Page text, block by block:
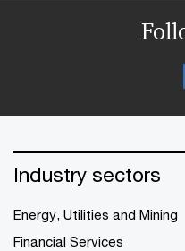
Industry sectors
Energy, Utilities and Mining
Financial Services